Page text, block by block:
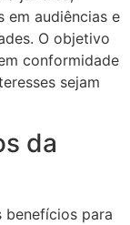
em audiências e
O objetivo
conformidade
sejam
da
para